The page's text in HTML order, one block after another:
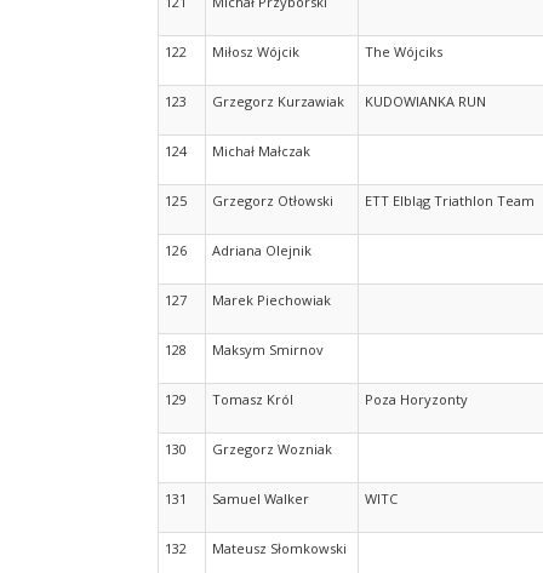
122 Miłosz Wójcik The Wójciks
123 Grzegorz Kurzawiak KUDOWIANKA RUN
124 Michał Małczak
125 Grzegorz Otłowski ETT Elbląg Triathlon Team
126 Adriana Olejnik
127 Marek Piechowiak
128 Maksym Smirnov
129 Tomasz Król Poza Horyzonty
130 Grzegorz Wozniak
131 Samuel Walker WITC
132 Mateusz Słomkowski